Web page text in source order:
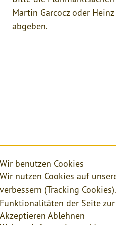
Martin Garcocz oder
Wir benutzen Cookies
Wir nutzen Cookies auf
verbessern (Tracking
Funktionalitäten der Seite
Akzeptieren Ablehnen